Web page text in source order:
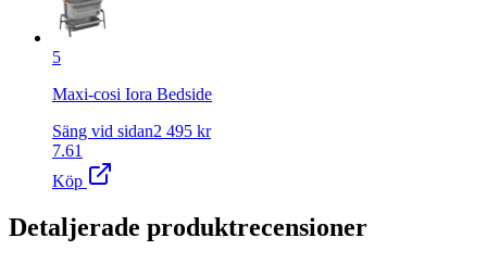
5
Maxi-cosi Iora Bedside
Säng vid sidan2 495 kr
7.61
Köp
Detaljerade produktrecensioner